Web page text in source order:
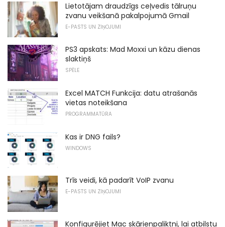
Lietotājam draudzīgs ceļvedis tālruņu
zvanu veikšanā pakalpojumā Gmail
E-PASTS UN ZIŅOJUMI
PS3 apskats: Mad Moxxi un kāzu dienas
slaktiņš
SPĒLE
Excel MATCH Funkcija: datu atrašanās
vietas noteikšana
PROGRAMMATŪRA
Kas ir DNG fails?
WINDOWS
Trīs veidi, kā padarīt VoIP zvanu
E-PASTS UN ZIŅOJUMI
Konfigurējiet Mac skārienpaliktni, lai atbilstu